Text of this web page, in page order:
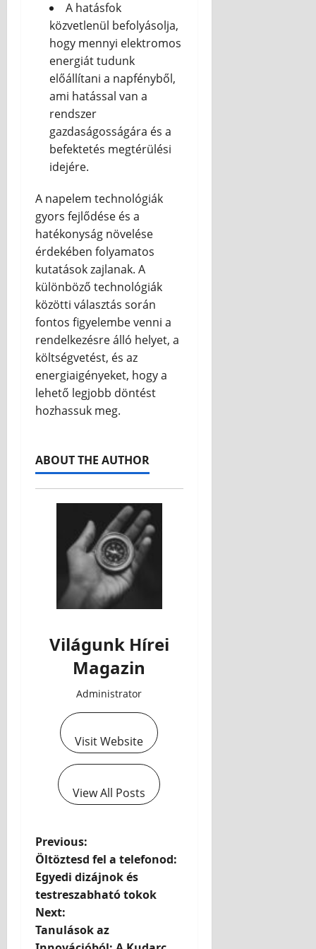
A hatásfok
közvetlenül befolyásolja,
hogy mennyi elektromos
energiát tudunk
előállítani a napfényből,
ami hatással van a
rendszer
gazdaságosságára és a
befektetés megtérülési
idejére.
A napelem technológiák
gyors fejlődése és a
hatékonyság növelése
érdekében folyamatos
kutatások zajlanak. A
különböző technológiák
közötti választás során
fontos figyelembe venni a
rendelkezésre álló helyet, a
költségvetést, és az
energiaigényeket, hogy a
lehető legjobb döntést
hozhassuk meg.
ABOUT THE AUTHOR
Világunk Hírei
Magazin
Administrator
Visit Website
View All Posts
Previous:
Öltöztesd fel a telefonod:
Egyedi dizájnok és
testreszabható tokok
Next:
Tanulások az